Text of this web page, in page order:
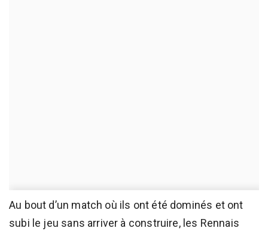
Au bout d’un match où ils ont été dominés et ont
subi le jeu sans arriver à construire, les Rennais